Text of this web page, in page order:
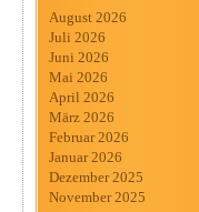
August 2026
Juli 2026
Juni 2026
Mai 2026
April 2026
März 2026
Februar 2026
Januar 2026
Dezember 2025
November 2025